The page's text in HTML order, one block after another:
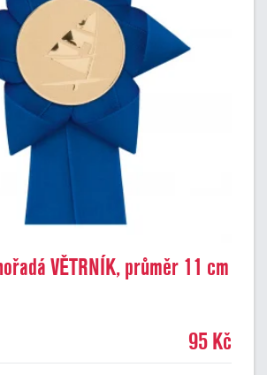
VĚTRNÍK, průměr 11 cm
95 Kč